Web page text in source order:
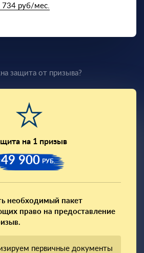
734 руб/мес.
защита от призыва?
на 1 призыв
49 900 РУБ.
необходимый пакет
право на предоставление
первичные документы